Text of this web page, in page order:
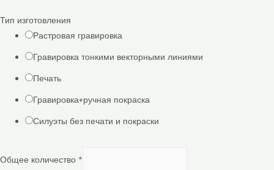
Тип изготовления
Растровая гравировка
Гравировка тонкими векторными линиями
Печать
Гравировка+ручная покраска
Силуэты без печати и покраски
Общее количество *